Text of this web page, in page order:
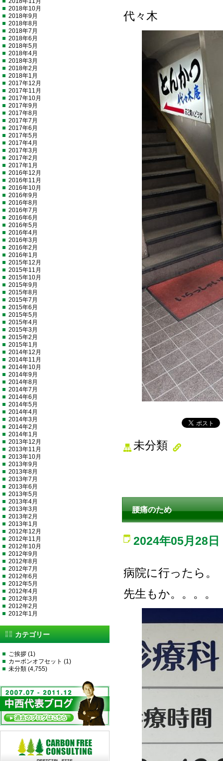
代々木
未分類
腰痛のため
2024年05月28日
病院に行ったら。
先生もか。。。。
2018年10月
2018年9月
2018年8月
2018年7月
2018年6月
2018年5月
2018年4月
2018年3月
2018年2月
2018年1月
2017年12月
2017年11月
2017年10月
2017年9月
2017年8月
2017年7月
2017年6月
2017年5月
2017年4月
2017年3月
2017年2月
2017年1月
2016年12月
2016年11月
2016年10月
2016年9月
2016年8月
2016年7月
2016年6月
2016年5月
2016年4月
2016年3月
2016年2月
2016年1月
2015年12月
2015年11月
2015年10月
2015年9月
2015年8月
2015年7月
2015年6月
2015年5月
2015年4月
2015年3月
2015年2月
2015年1月
2014年12月
2014年11月
2014年10月
2014年9月
2014年8月
2014年7月
2014年6月
2014年5月
2014年4月
2014年3月
2014年2月
2014年1月
2013年12月
2013年11月
2013年10月
2013年9月
2013年8月
2013年7月
2013年6月
2013年5月
2013年4月
2013年3月
2013年2月
2013年1月
2012年12月
2012年11月
2012年10月
2012年9月
2012年8月
2012年7月
2012年6月
2012年5月
2012年4月
2012年3月
2012年2月
2012年1月
カテゴリー
ご挨拶 (1)
カーボンオフセット (1)
未分類 (4,755)